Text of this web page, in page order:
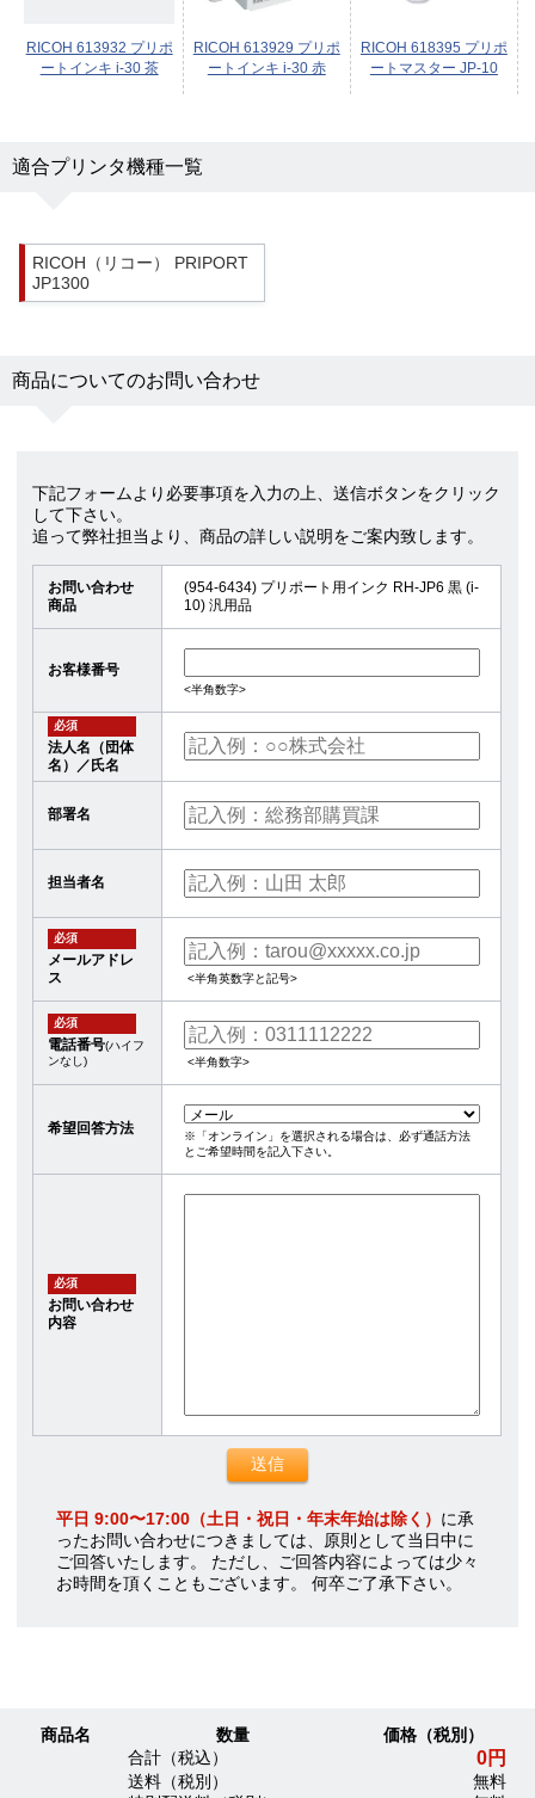
RICOH 613932 プリポ
ートインキ i-30 茶
RICOH 613929 プリポ
ートインキ i-30 赤
RICOH 618395 プリポ
ートマスター JP-10
適合プリンタ機種一覧
RICOH（リコー） PRIPORT
JP1300
商品についてのお問い合わせ
下記フォームより必要事項を入力の上、送信ボタンをクリック
して下さい。
追って弊社担当より、商品の詳しい説明をご案内致します。
お問い合わせ
商品
(954-6434) プリポート用インク RH-JP6 黒 (i-
10) 汎用品
お客様番号
<半角数字>
必須
法人名（団体
名）／氏名
部署名
担当者名
必須
メールアドレ
ス
<半角英数字と記号>
必須
電話番号(ハイフ
ンなし)
<半角数字>
希望回答方法
※「オンライン」を選択される場合は、必ず通話方法
とご希望時間を記入下さい。
必須
お問い合わせ
内容
平日 9:00〜17:00（土日・祝日・年末年始は除く） に承
ったお問い合わせにつきましては、原則として当日中に
ご回答いたします。 ただし、ご回答内容によっては少々
お時間を頂くこともございます。 何卒ご了承下さい。
商品名 数量
価格（税別）
合計（税込）
0円
送料（税別）
無料